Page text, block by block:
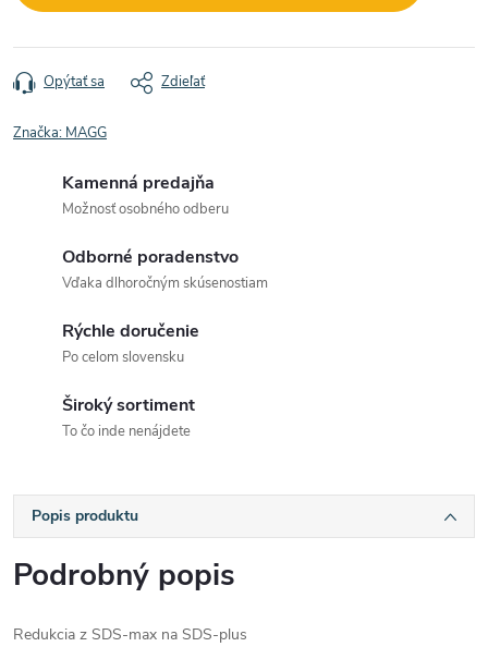
Opýtať sa Zdieľať
Značka: MAGG
Kamenná predajňa
Možnosť osobného odberu
Odborné poradenstvo
Vďaka dlhoročným skúsenostiam
Rýchle doručenie
Po celom slovensku
Široký sortiment
To čo inde nenájdete
Popis produktu
Podrobný popis
Redukcia z SDS-max na SDS-plus